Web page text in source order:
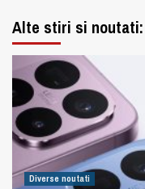
Alte stiri si noutati:
Diverse noutati